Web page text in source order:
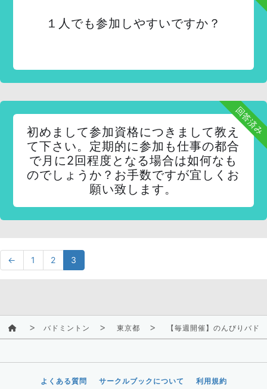
１人でも参加しやすいですか？
回答済み
初めまして参加資格につきまして教え
て下さい。定期的に参加も仕事の都合
で月に2回程度となる場合は如何なも
のでしょうか？お手数ですが宜しくお
願い致します。
← 1 2 3
バドミントン 東京都 【毎週開催】のんびりバド
よくある質問 サークルブックについて 利用規約